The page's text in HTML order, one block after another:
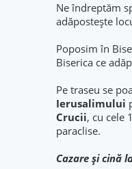
Ne îndreptăm
adăpostește
Poposim în
Biserica ce
Pe traseu se
Ierusalimului
Crucii, cu cele
paraclise.
Cazare şi cină